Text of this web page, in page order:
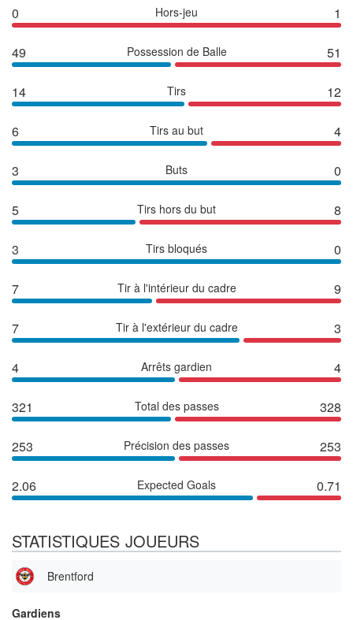
0 Hors-jeu 1
49 Possession de Balle 51
14 Tirs 12
6 Tirs au but 4
3 Buts 0
5 Tirs hors du but 8
3 Tirs bloqués 0
7 Tir à l'intérieur du cadre 9
7 Tir à l'extérieur du cadre 3
4 Arrêts gardien 4
321 Total des passes 328
253 Précision des passes 253
2.06 Expected Goals 0.71
STATISTIQUES JOUEURS
Brentford
Gardiens